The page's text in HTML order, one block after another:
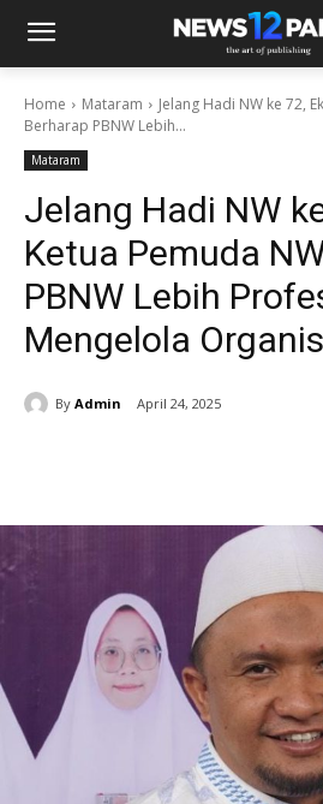
Home Mataram
Jelang Hadi NW ke 72,
Berharap PBNW Lebih...
Mataram
Jelang Hadi NW
Ketua Pemuda
PBNW Lebih
Mengelola
By Admin April 24, 2025